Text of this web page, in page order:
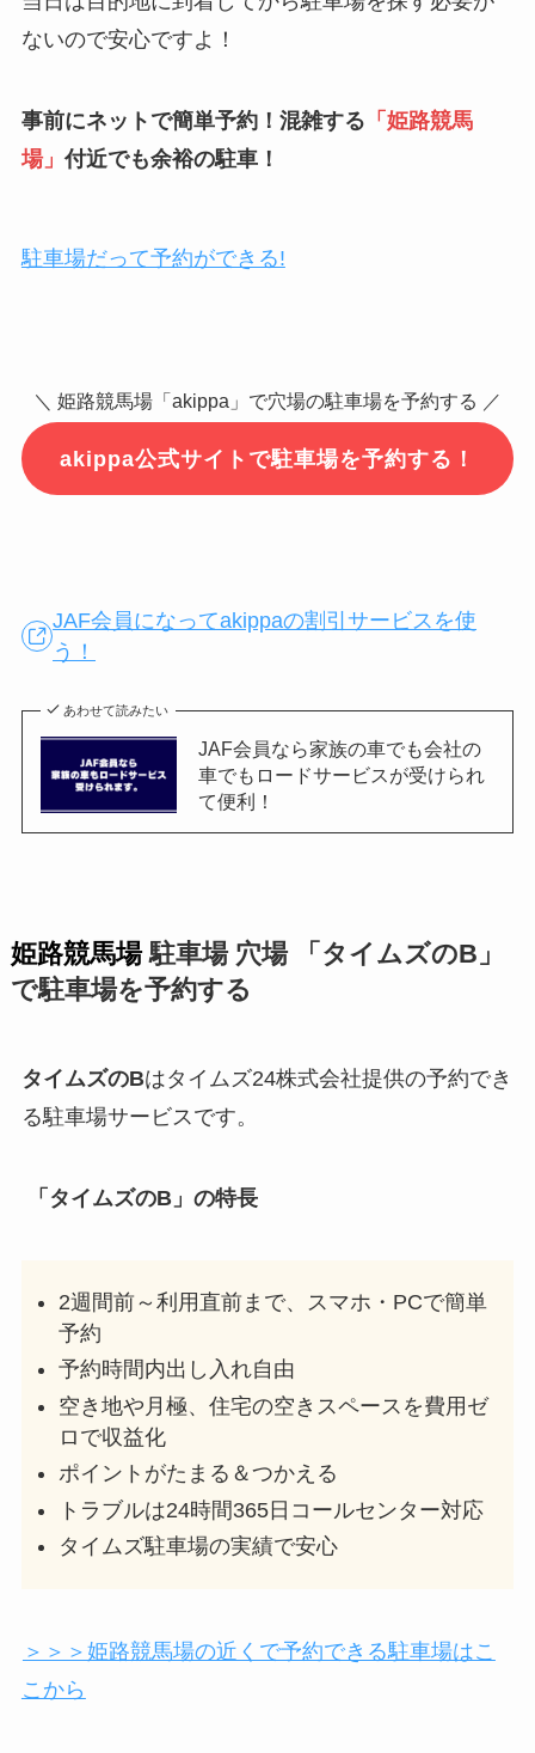
ないので安心ですよ！
事前にネットで簡単予約！混雑する 「 姫路競馬
場」付近でも余裕の駐車！
駐車場だって予約ができる!
＼ 姫路競馬場「akippa」で穴場の駐車場を予約する ／
akippa公式サイトで駐車場を予約する！
JAF会員になってakippaの割引サービスを使
う！
あわせて読みたい
JAF会員なら家族の車でも会社の
車でもロードサービスが受けられ
て便利！
姫路競馬場駐車場 穴場 「タイムズのB」
で駐車場を予約する
タイムズのBはタイムズ24株式会社提供の予約でき
る駐車場サービスです。
「タイムズのB」の特長
2週間前～利用直前まで、スマホ・PCで簡単
予約
予約時間内出し入れ自由
空き地や月極、住宅の空きスペースを費用ゼ
ロで収益化
ポイントがたまる＆つかえる
トラブルは24時間365日コールセンター対応
タイムズ駐車場の実績で安心
＞＞＞姫路競馬場の近くで予約できる駐車場はこ
こから